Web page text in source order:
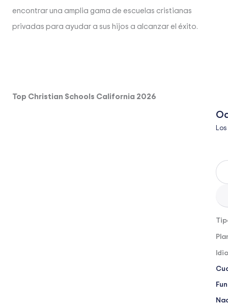
encontrar una amplia gama de escuelas cristianas
privadas para ayudar a sus hijos a alcanzar el éxito.
Top Christian Schools California 2026